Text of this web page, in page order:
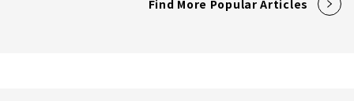
Find More Popular Articles